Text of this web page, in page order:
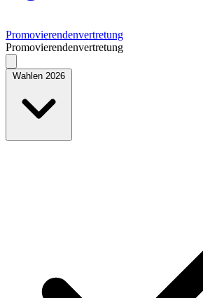
Promovierendenvertretung
Promovierendenvertretung
Wahlen 2026